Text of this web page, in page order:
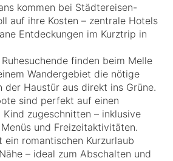
kommen bei Städtereisen-
auf ihre Kosten – zentrale Hotels
Entdeckungen im Kurztrip in
finden beim Melle
Wandergebiet die nötige
der Haustür aus direkt ins Grüne.
sind perfekt auf einen
Kind zugeschnitten – inklusive
und Freizeitaktivitäten.
ein romantischen Kurzurlaub
– ideal zum Abschalten und